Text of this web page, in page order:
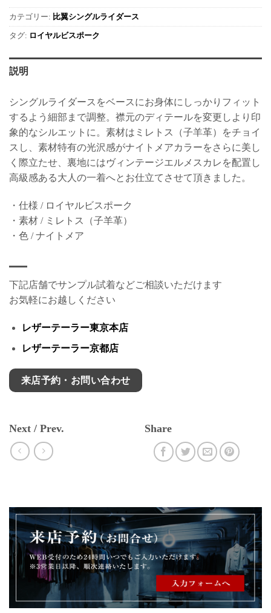
カテゴリー: 比翼シングルライダース
タグ: ロイヤルビスポーク
説明
シングルライダースをベースにお身体にしっかりフィット
するよう細部まで調整。襟元のディテールを変更しより印
象的なシルエットに。素材はミレトス（子羊革）をチョイ
スし、素材特有の光沢感がナイトメアカラーをさらに美し
く際立たせ、裏地にはヴィンテージエルメスカレを配置し
高級感ある大人の一着へとお仕立てさせて頂きました。
・仕様 / ロイヤルビスポーク
・素材 / ミレトス（子羊革）
・色 / ナイトメア
下記店舗でサンプル試着などご相談いただけます
お気軽にお越しください
レザーテーラー東京本店
レザーテーラー京都店
来店予約・お問い合わせ
Next / Prev. Share